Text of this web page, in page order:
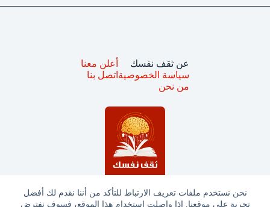
نحن نستخدم ملفات تعريف الارتباط للتأكد من أننا نقدم لك أفضل
تجربة على موقعنا. إذا واصلت استخدام هذا الموقع، فسوف نفترض
عن ثقف نفسك
سياسة الخصوصية
من نحن
أعلن معنا
اتصل بنا